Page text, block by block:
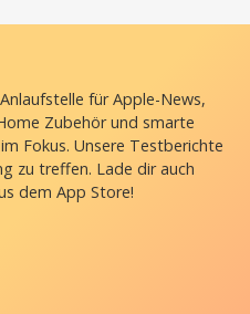
für Apple-News,
Zubehör und smarte
Fokus. Unsere Testberichte
zu treffen. Lade dir auch
dem App Store!